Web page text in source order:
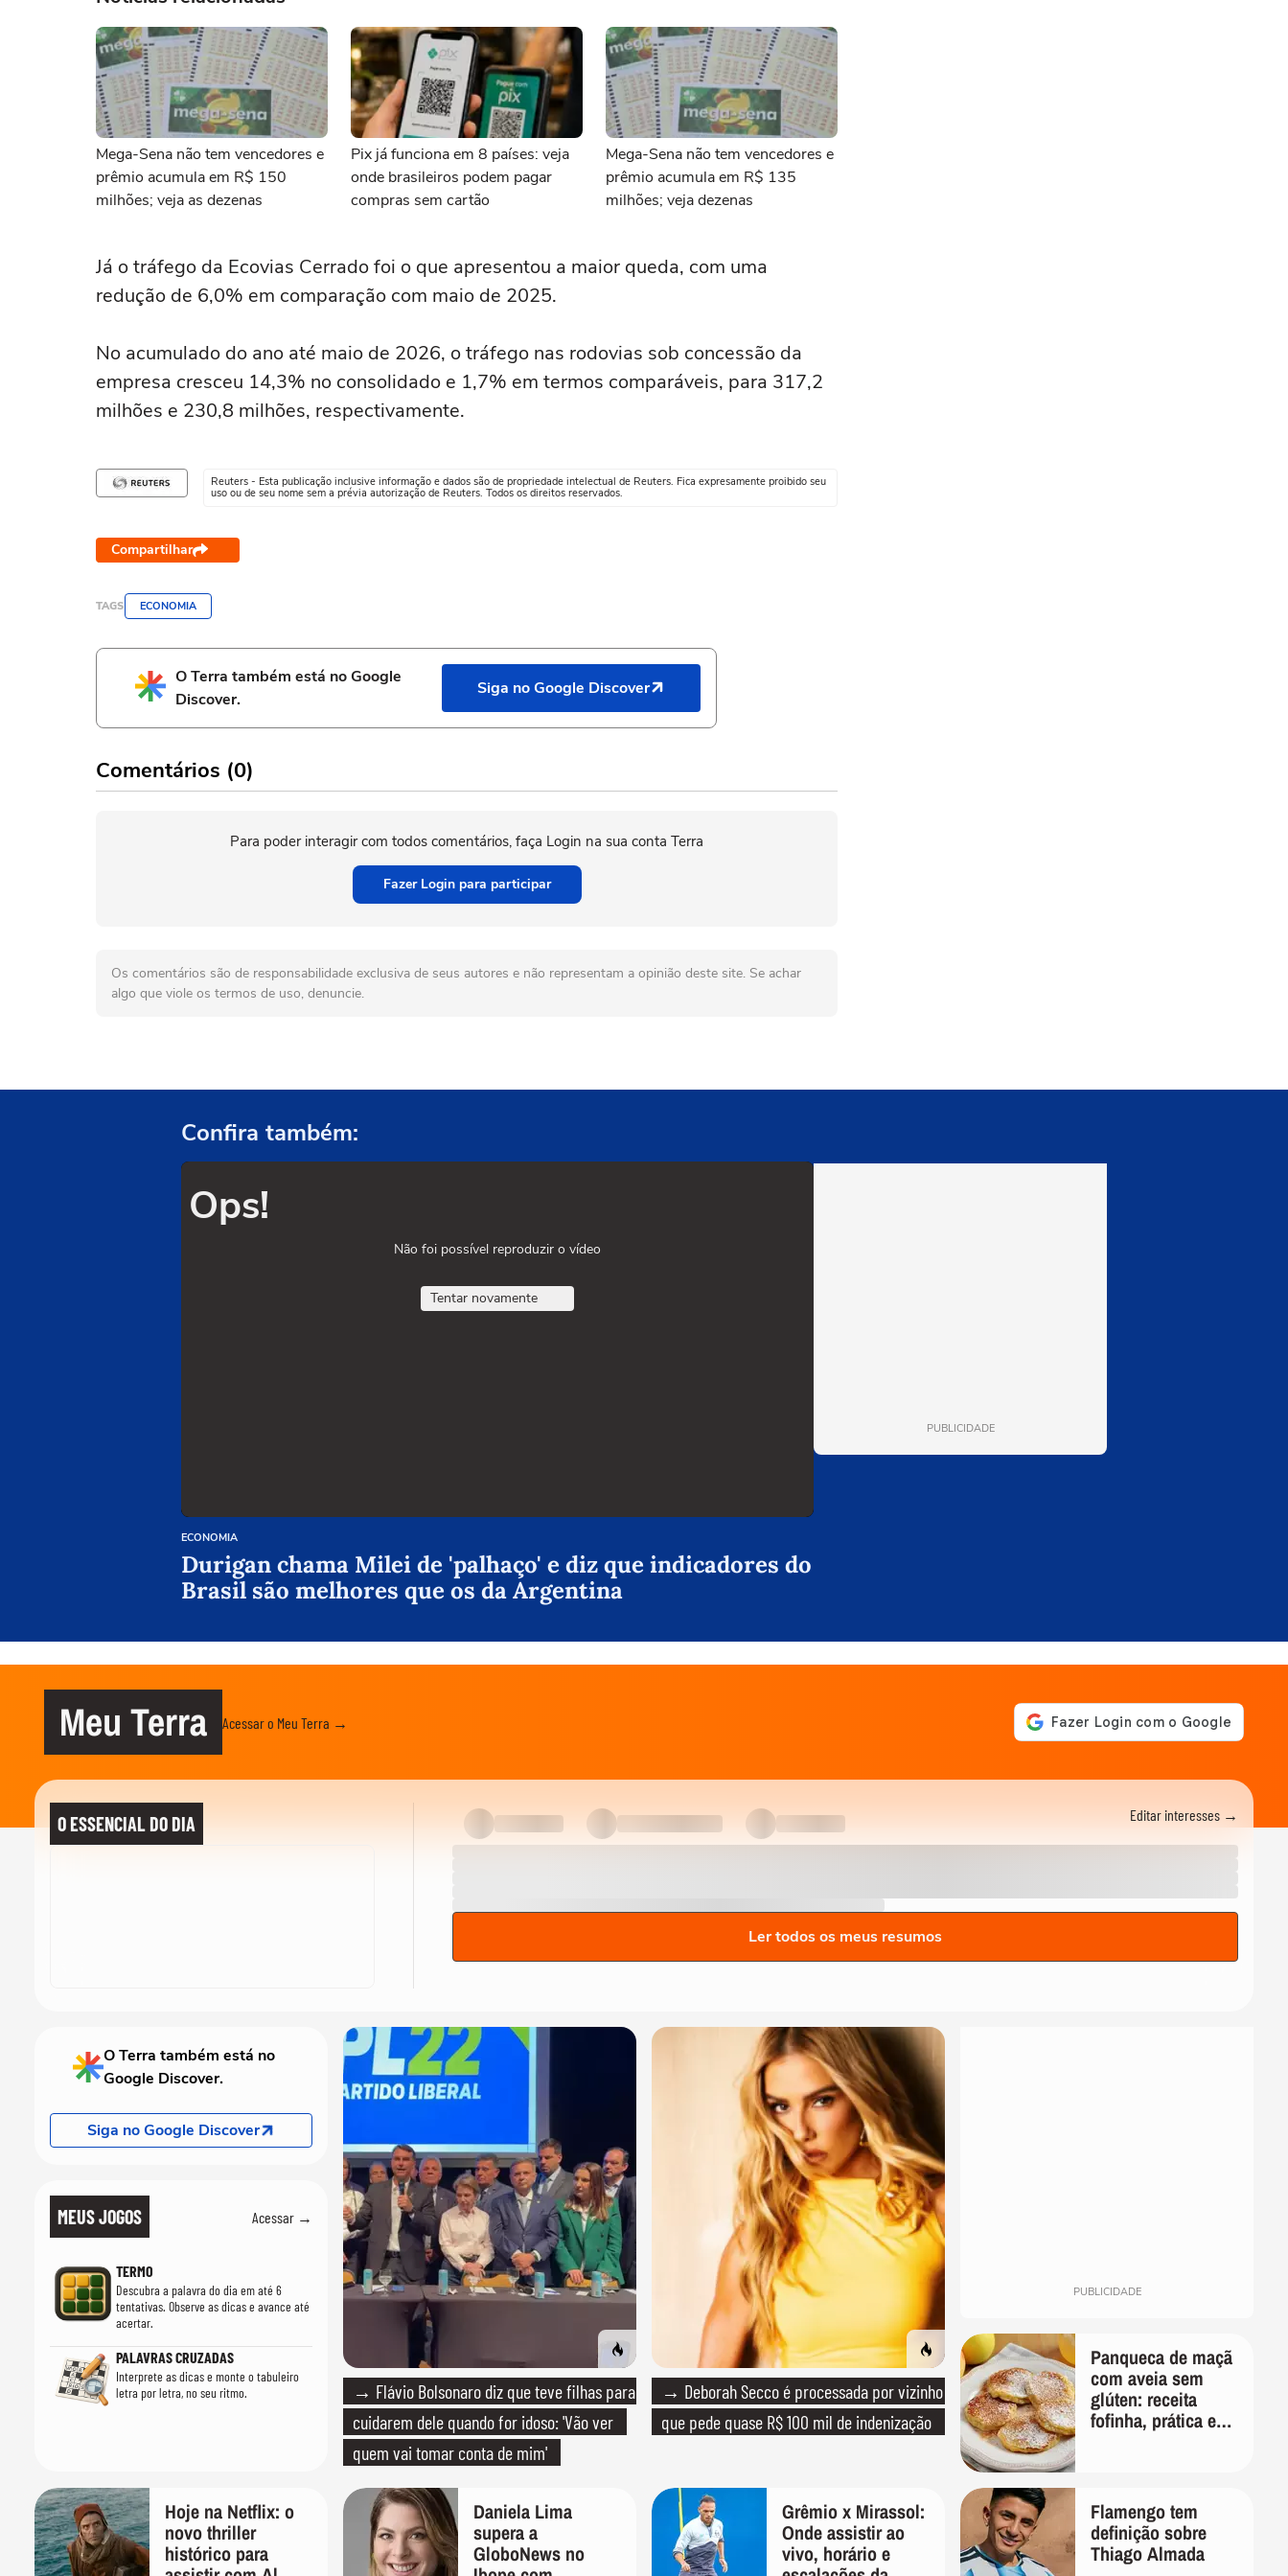
Mega-Sena não tem vencedores e
prêmio acumula em R$ 150
milhões; veja as dezenas
Pix já funciona em 8 países: veja
onde brasileiros podem pagar
compras sem cartão
Mega-Sena não tem vencedores e
prêmio acumula em R$ 135
milhões; veja dezenas
Já o tráfego da Ecovias Cerrado foi o que apresentou ⁠a maior queda, com uma
redução de 6,0% em comparação com ‌maio de 2025.
No acumulado do ano até ⁠maio de 2026, o tráfego nas rodovias sob concessão da
empresa cresceu 14,3% no consolidado e 1,7% em termos comparáveis, para 317,2
milhões e 230,8 milhões, respectivamente.
Reuters - Esta publicação inclusive informação e dados são de propriedade intelectual de Reuters. Fica expresamente proibido seu
uso ou de seu nome sem a prévia autorização de Reuters. Todos os direitos reservados.
Compartilhar
TAGS ECONOMIA
O Terra também está no Google
Discover.
Siga no Google Discover
Comentários (0)
Para poder interagir com todos comentários, faça Login na sua conta Terra
Fazer Login para participar
Os comentários são de responsabilidade exclusiva de seus autores e não representam a opinião deste site. Se achar
algo que viole os termos de uso, denuncie.
Confira também:
Ops!
Não foi possível reproduzir o vídeo
Tentar novamente
ECONOMIA
Durigan chama Milei de 'palhaço' e diz que indicadores do
Brasil são melhores que os da Argentina
PUBLICIDADE
Meu Terra Acessar o Meu Terra →
O ESSENCIAL DO DIA Editar interesses →
Ler todos os meus resumos
MEUS JOGOS Acessar →
TERMO
Descubra a palavra do dia em até 6
tentativas. Observe as dicas e avance até
acertar.
PALAVRAS CRUZADAS
Interprete as dicas e monte o tabuleiro
letra por letra, no seu ritmo.
→ Flávio Bolsonaro diz que teve filhas para
cuidarem dele quando for idoso: 'Vão ver
quem vai tomar conta de mim'
→ Deborah Secco é processada por vizinho
que pede quase R$ 100 mil de indenização
PUBLICIDADE
Panqueca de maçã
com aveia sem
glúten: receita
fofinha, prática e
Hoje na Netflix: o
novo thriller
histórico para
Daniela Lima
supera a
GloboNews no
Grêmio x Mirassol:
Onde assistir ao
vivo, horário e
Flamengo tem
definição sobre
Thiago Almada
O Terra também está no
Google Discover.
Siga no Google Discover